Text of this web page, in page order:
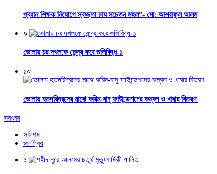
প্রধান শিক্ষক নিয়োগে স্বচ্ছতা চায় সচেতন মহল”- মো: আশরাফুল আলম
৯
ভোলায় চর দখলকে কেন্দ্র করে গুলিবিদ্ধ-১
১০
ভোলায় হতদরিদ্রদের মাঝে করিম-বানু ফাউন্ডেশনের কম্বল ও খাবার বিতরণ
সবখবর
সর্বশেষ
জনপ্রিয়
১